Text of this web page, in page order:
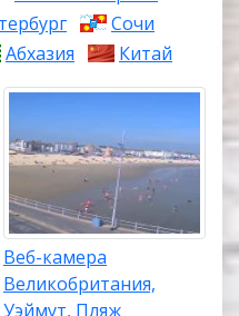
Сочи
Абхазия Китай
Веб-камера
Великобритания,
Уэймут, Пляж